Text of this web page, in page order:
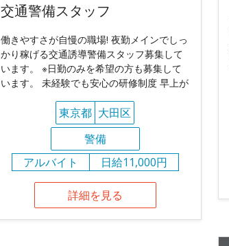
交通警備スタッフ
働きやすさが自慢の職場! 夜勤メインでしっ
かり稼げる交通誘導警備スタッフ募集して
います。 ※日勤のみを希望の方も募集して
います。 未経験でも安心の研修制度 早上が
東京都 大田区
警備
アルバイト
日給11,000円
詳細を見る